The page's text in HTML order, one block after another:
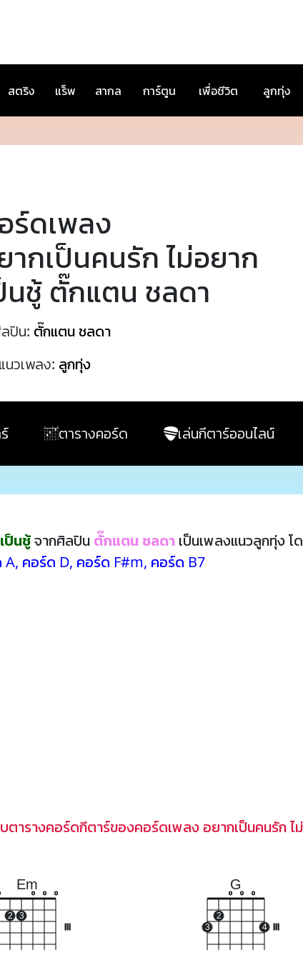
สตริง แร็พ สากล การ์ตูน เพื่อชีวิต ลูกทุ่ง
ร์ดเพลง
ากเป็นคนรัก ไม่อยาก
นชู้ ตั๊กแตน ชลดา
ปิน: ตั๊กแตน ชลดา
แนวเพลง: ลูกทุ่ง
ตารางคอร์ด เล่นกีตาร์ออนไลน์
ป็นชู้จากศิลปิน ตั๊กแตน ชลดา เป็นเพลงแนวลูกทุ่ง
A, คอร์ด D, คอร์ด F#m, คอร์ด B7
ตารางคอร์ดกีตาร์ของคอร์ดเพลง อยากเป็นคนรัก ไ
Em
2 3
o o o
G
3
2
o o o
4